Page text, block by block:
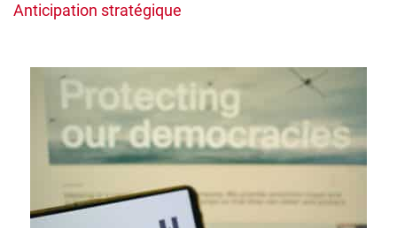
Anticipation stratégique